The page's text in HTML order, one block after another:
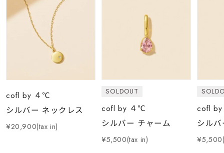
cofl by ４℃
シルバー ネックレス
¥20,900(tax in)
SOLDOUT
cofl by ４℃
シルバー チャーム
¥5,500(tax in)
cofl
シル